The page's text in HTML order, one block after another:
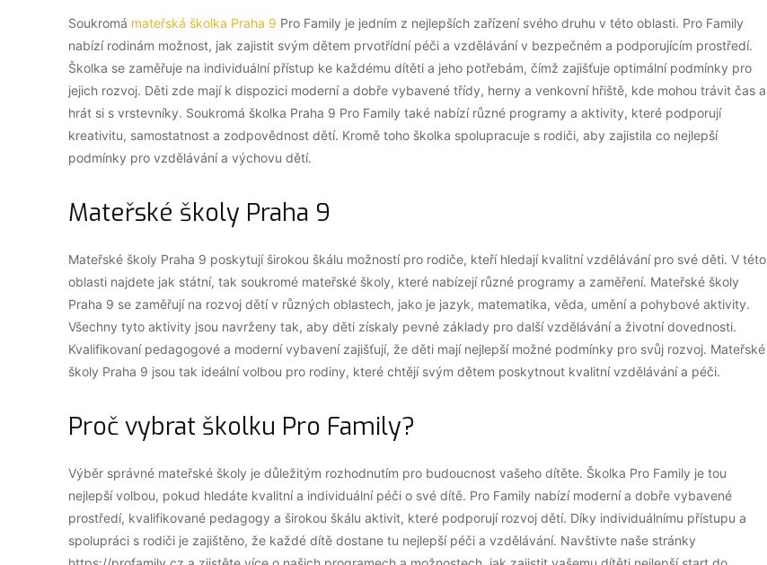
Soukromá mateřská školka Praha 9 Pro Family je jedním z nejlepších zařízení svého druhu v této oblasti. Pro Family
nabízí rodinám možnost, jak zajistit svým dětem prvotřídní péči a vzdělávání v bezpečném a podporujícím prostředí.
Školka se zaměřuje na individuální přístup ke každému dítěti a jeho potřebám, čímž zajišťuje optimální podmínky pro
jejich rozvoj. Děti zde mají k dispozici moderní a dobře vybavené třídy, herny a venkovní hřiště, kde mohou trávit čas a
hrát si s vrstevníky. Soukromá školka Praha 9 Pro Family také nabízí různé programy a aktivity, které podporují
kreativitu, samostatnost a zodpovědnost dětí. Kromě toho školka spolupracuje s rodiči, aby zajistila co nejlepší
podmínky pro vzdělávání a výchovu dětí.
Mateřské školy Praha 9
Mateřské školy Praha 9 poskytují širokou škálu možností pro rodiče, kteří hledají kvalitní vzdělávání pro své děti. V této
oblasti najdete jak státní, tak soukromé mateřské školy, které nabízejí různé programy a zaměření. Mateřské školy
Praha 9 se zaměřují na rozvoj dětí v různých oblastech, jako je jazyk, matematika, věda, umění a pohybové aktivity.
Všechny tyto aktivity jsou navrženy tak, aby děti získaly pevné základy pro další vzdělávání a životní dovednosti.
Kvalifikovaní pedagogové a moderní vybavení zajišťují, že děti mají nejlepší možné podmínky pro svůj rozvoj. Mateřské
školy Praha 9 jsou tak ideální volbou pro rodiny, které chtějí svým dětem poskytnout kvalitní vzdělávání a péči.
Proč vybrat školku Pro Family?
Výběr správné mateřské školy je důležitým rozhodnutím pro budoucnost vašeho dítěte. Školka Pro Family je tou
nejlepší volbou, pokud hledáte kvalitní a individuální péči o své dítě. Pro Family nabízí moderní a dobře vybavené
prostředí, kvalifikované pedagogy a širokou škálu aktivit, které podporují rozvoj dětí. Díky individuálnímu přístupu a
spolupráci s rodiči je zajištěno, že každé dítě dostane tu nejlepší péči a vzdělávání. Navštivte naše stránky